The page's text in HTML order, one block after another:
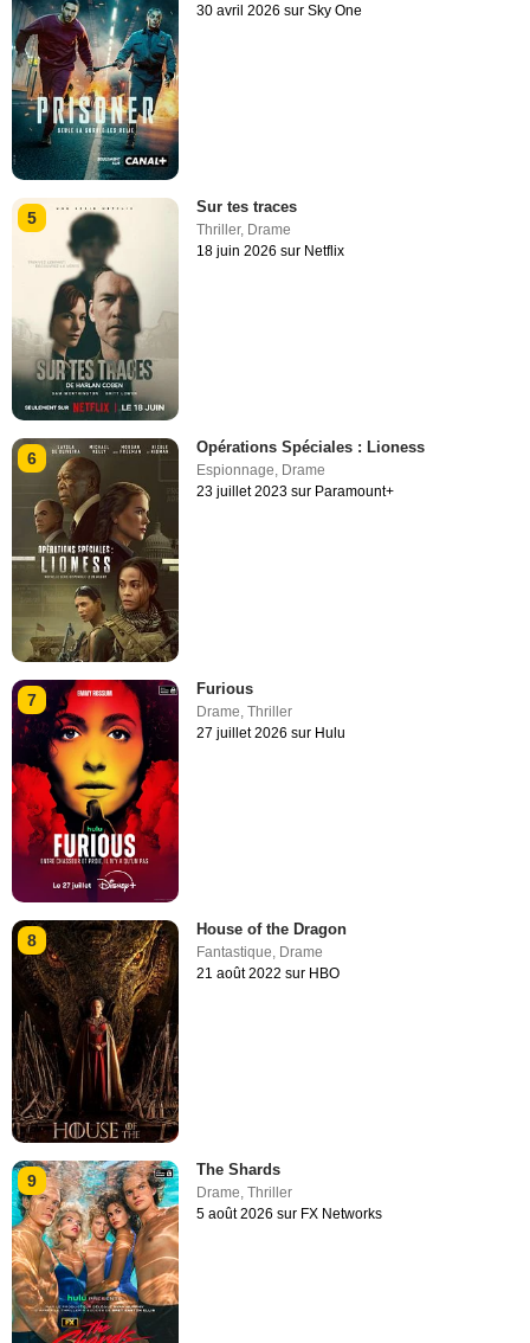
30 avril 2026 sur Sky One
5
Sur tes traces
Thriller, Drame
18 juin 2026 sur Netflix
6
Opérations Spéciales : Lioness
Espionnage, Drame
23 juillet 2023 sur Paramount+
7
Furious
Drame ,Thriller
27 juillet 2026 sur Hulu
8
House of the Dragon
Fantastique, Drame
21 août 2022 sur HBO
9
The Shards
Drame,Thriller
5 août 2026 sur FX Networks